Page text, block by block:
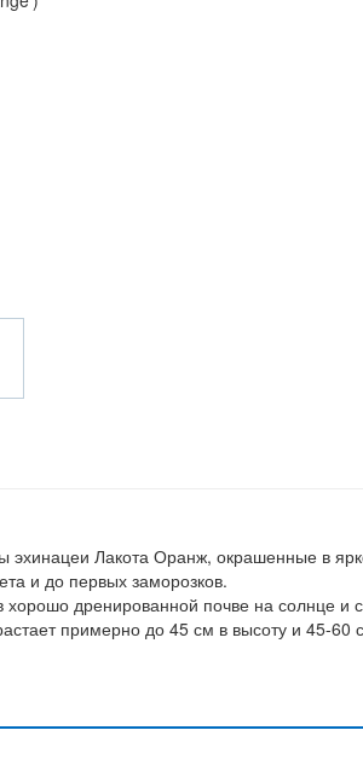
Лакота Оранж, окрашенные в
и до первых заморозков.
дренированной почве на солнце и
примерно до 45 см в высоту и 45-60